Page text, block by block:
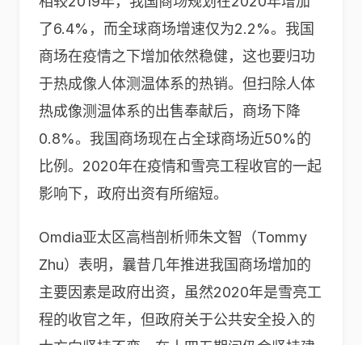
了6.4%，而全球商场增速仅为2.2%。我国
商场在疫情之下增加依然稳健，这也要归功
于热成像人体测温体系的热销。但扫除人体
热成像测温体系的出售奉献后，商场下降
0.8%。我国商场现在占全球商场近50%的
比例。2020年在疫情和雪亮工程收官的一起
影响下，政府出资有所缩短。
Omdia亚太区高档剖析师朱文智（Tommy
Zhu）表明，曩昔几年推进我国商场增加的
主要因素是政府出资，虽然2020年是雪亮工
程的收官之年，但政府关于公共安全投入的